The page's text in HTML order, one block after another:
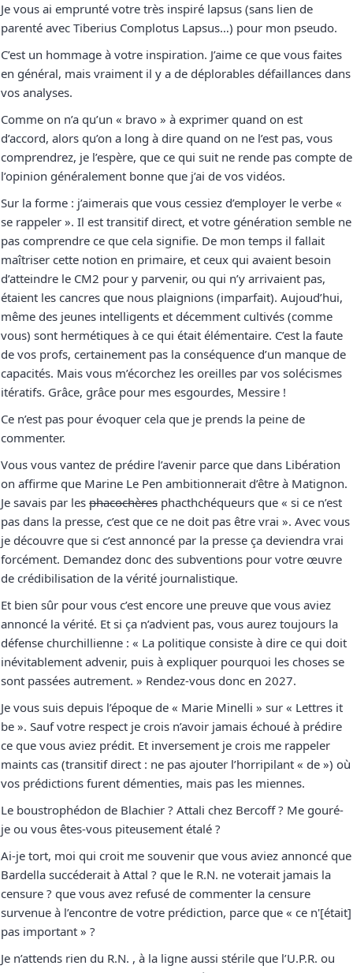
Je vous ai emprunté votre très inspiré lapsus (sans lien de
parenté avec Tiberius Complotus Lapsus…) pour mon pseudo.
C’est un hommage à votre inspiration. J’aime ce que vous faites
en général, mais vraiment il y a de déplorables défaillances dans
vos analyses.
Comme on n’a qu’un « bravo » à exprimer quand on est
d’accord, alors qu’on a long à dire quand on ne l’est pas, vous
comprendrez, je l’espère, que ce qui suit ne rende pas compte de
l’opinion généralement bonne que j’ai de vos vidéos.
Sur la forme : j’aimerais que vous cessiez d’employer le verbe «
se rappeler ». Il est transitif direct, et votre génération semble ne
pas comprendre ce que cela signifie. De mon temps il fallait
maîtriser cette notion en primaire, et ceux qui avaient besoin
d’atteindre le CM2 pour y parvenir, ou qui n’y arrivaient pas,
étaient les cancres que nous plaignions (imparfait). Aujoud’hui,
même des jeunes intelligents et décemment cultivés (comme
vous) sont hermétiques à ce qui était élémentaire. C’est la faute
de vos profs, certainement pas la conséquence d’un manque de
capacités. Mais vous m’écorchez les oreilles par vos solécismes
itératifs. Grâce, grâce pour mes esgourdes, Messire !
Ce n’est pas pour évoquer cela que je prends la peine de
commenter.
Vous vous vantez de prédire l’avenir parce que dans Libération
on affirme que Marine Le Pen ambitionnerait d’être à Matignon.
Je savais par les phacochères phacthchéqueurs que « si ce n’est
pas dans la presse, c’est que ce ne doit pas être vrai ». Avec vous
je découvre que si c’est annoncé par la presse ça deviendra vrai
forcément. Demandez donc des subventions pour votre œuvre
de crédibilisation de la vérité journalistique.
Et bien sûr pour vous c’est encore une preuve que vous aviez
annoncé la vérité. Et si ça n’advient pas, vous aurez toujours la
défense churchillienne : « La politique consiste à dire ce qui doit
inévitablement advenir, puis à expliquer pourquoi les choses se
sont passées autrement. » Rendez-vous donc en 2027.
Je vous suis depuis l’époque de « Marie Minelli » sur « Lettres it
be ». Sauf votre respect je crois n’avoir jamais échoué à prédire
ce que vous aviez prédit. Et inversement je crois me rappeler
maints cas (transitif direct : ne pas ajouter l’horripilant « de ») où
vos prédictions furent démenties, mais pas les miennes.
Le boustrophédon de Blachier ? Attali chez Bercoff ? Me gouré-
je ou vous êtes-vous piteusement étalé ?
Ai-je tort, moi qui croit me souvenir que vous aviez annoncé que
Bardella succéderait à Attal ? que le R.N. ne voterait jamais la
censure ? que vous avez refusé de commenter la censure
survenue à l’encontre de votre prédiction, parce que « ce n'[était]
pas important » ?
Je n’attends rien du R.N. , à la ligne aussi stérile que l’U.P.R. ou